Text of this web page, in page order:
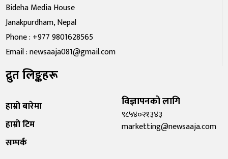
Bideha Media House
Janakpurdham, Nepal
Phone : +977 9801628565
Email : newsaaja081@gmail.com
द्रुत लिङ्कहरू
हाम्रो बारेमा
हाम्रो टिम
सम्पर्क
विज्ञापनको लागि
९८५४०२१३४३
marketting@newsaaja.com